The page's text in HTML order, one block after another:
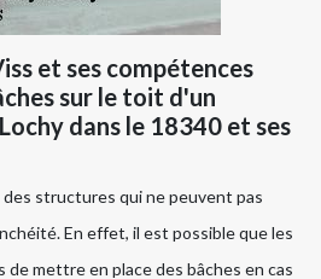
et ses compétences
sur le toit d'un
dans le 18340 et ses
structures qui ne peuvent pas
En effet, il est possible que les
mettre en place des bâches en cas